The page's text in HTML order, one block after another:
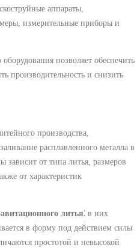
аппараты,
измерительные приборы и
позволяет обеспечить
производительность и снизить
производства,
расплавленного металла в
от типа литья, размеров
от характеристик
литья⁚ в них
в форму под действием силы
простотой и невысокой